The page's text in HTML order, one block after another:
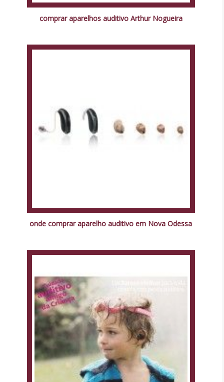
comprar aparelhos auditivo Arthur Nogueira
onde comprar aparelho auditivo em Nova Odessa